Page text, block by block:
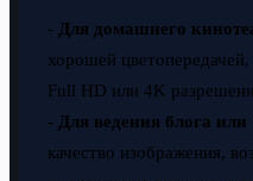
- Для домашнего
хорошей
Full HD или 4K
- Для ведения блога или
качество изображения,